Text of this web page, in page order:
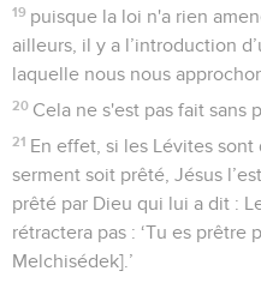
19 puisque la loi n'a rien
ailleurs, il y a l’introduction
laquelle nous nous
20 Cela ne s'est pas fait sans
21 En effet, si les Lévites sont
serment soit prêté, Jésus
prêté par Dieu qui lui a dit :
rétractera pas : ‘Tu es prêtre
Melchisédek].’